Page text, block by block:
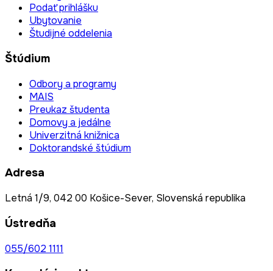
Podať prihlášku
Ubytovanie
Študijné oddelenia
Štúdium
Odbory a programy
MAIS
Preukaz študenta
Domovy a jedálne
Univerzitná knižnica
Doktorandské štúdium
Adresa
Letná 1/9, 042 00 Košice-Sever, Slovenská republika
Ústredňa
055/602 1111